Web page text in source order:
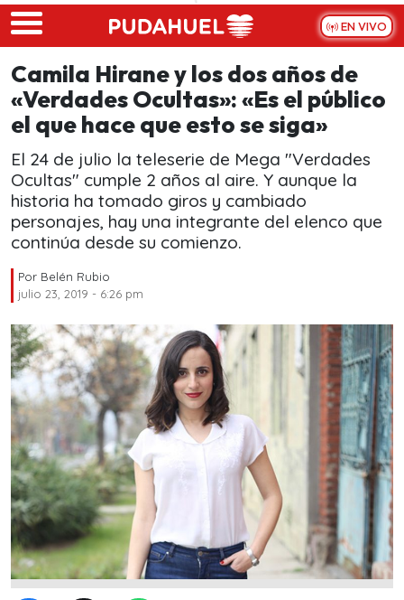
Skip to main content
EN VIVO
Camila Hirane y los dos años de
«Verdades Ocultas»: «Es el público
el que hace que esto se siga»
El 24 de julio la teleserie de Mega "Verdades
Ocultas" cumple 2 años al aire. Y aunque la
historia ha tomado giros y cambiado
personajes, hay una integrante del elenco que
continúa desde su comienzo.
Por Belén Rubio
julio 23, 2019 - 6:26 pm